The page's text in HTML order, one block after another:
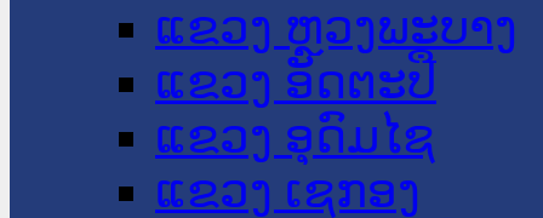
ແຂວງ ຫຼວງພະບາງ
ແຂວງ ອັດຕະປື
ແຂວງ ອຸດົມໄຊ
ແຂວງ ເຊກອງ